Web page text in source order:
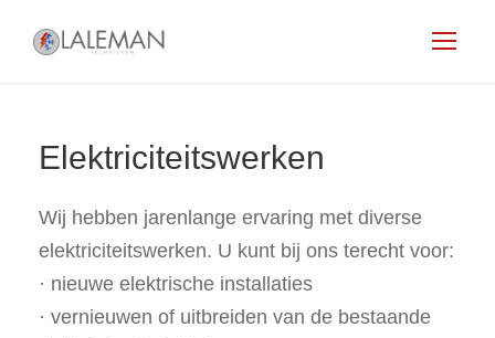
Elektriciteitswerken
Wij hebben jarenlange ervaring met diverse
elektriciteitswerken. U kunt bij ons terecht voor:
· nieuwe elektrische installaties
· vernieuwen of uitbreiden van de bestaande